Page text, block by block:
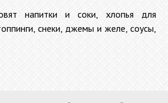
напитки и соки, хлопья для
снеки, джемы и желе, соусы,